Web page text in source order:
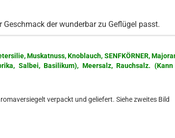
der wunderbar zu Geflügel passt.
Muskatnuss, Knoblauch, SENFKÖRNER,
Salbei, Basilikum), Meersalz, Rauchsalz. (Kann
verpackt und geliefert. Siehe zweites Bild